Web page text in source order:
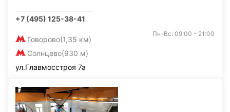
+7 (495) 125-38-41
Говорово(1,35 км)
Солнцево(930 м)
Пн-Вс: 09:00 - 21:00
ул.Главмосстроя 7а